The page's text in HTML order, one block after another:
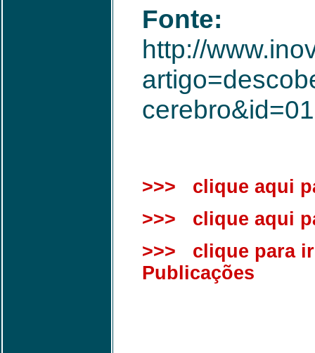
Fonte:
http://
>>> clique aqui
>>> clique aqui
>>> clique para ir
Publicações